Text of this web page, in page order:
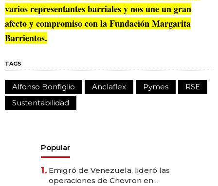
varios representantes barriales y nos une un gran
afecto y compromiso con la Fundación Margarita
Barrientos.
TAGS
Alfonso Bonfiglio Anclaflex Pymes
RSE
Sustentabilidad
Popular
1. Emigró de Venezuela, lideró las
operaciones de Chevron en